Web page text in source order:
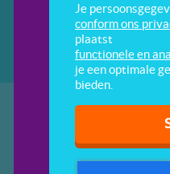
Je
conform ons
plaatst
functionele en
je een optimale
bieden.